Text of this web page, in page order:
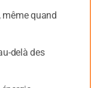
même quand
delà des